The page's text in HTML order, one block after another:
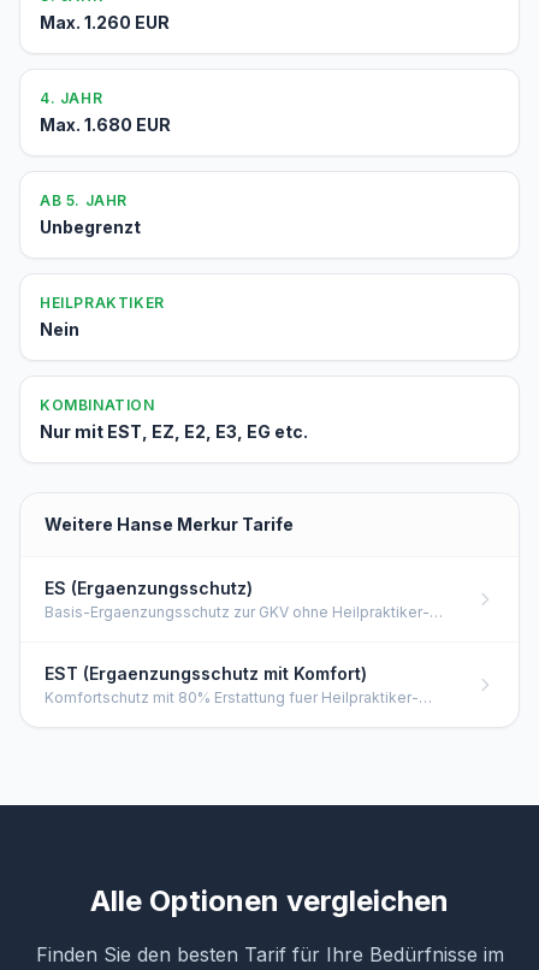
Max. 1.260 EUR
4. JAHR
Max. 1.680 EUR
AB 5. JAHR
Unbegrenzt
HEILPRAKTIKER
Nein
KOMBINATION
Nur mit EST, EZ, E2, E3, EG etc.
Weitere Hanse Merkur Tarife
ES (Ergaenzungsschutz)
Basis-Ergaenzungsschutz zur GKV ohne Heilpraktiker-
EST (Ergaenzungsschutz mit Komfort)
Komfortschutz mit 80% Erstattung fuer Heilpraktiker-
Alle Optionen vergleichen
Finden Sie den besten Tarif für Ihre Bedürfnisse im